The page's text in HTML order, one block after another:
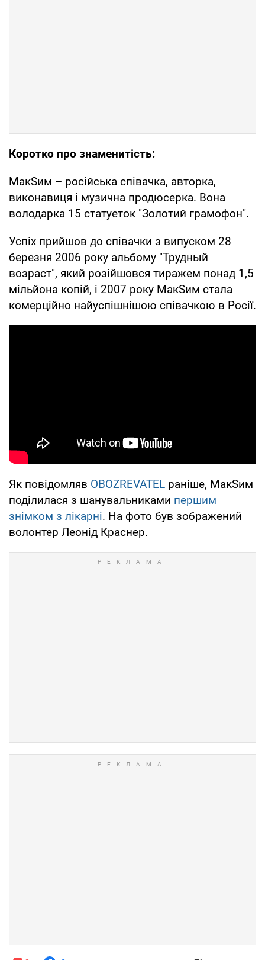
Коротко про знаменитість:
МакSим – російська співачка, авторка,
виконавиця і музична продюсерка. Вона
володарка 15 статуеток "Золотий грамофон".
Успіх прийшов до співачки з випуском 28
березня 2006 року альбому "Трудный
возраст", який розійшовся тиражем понад 1,5
мільйона копій, і 2007 року МакSим стала
комерційно найуспішнішою співачкою в Росії.
Як повідомляв OBOZREVATEL раніше, МакSим
поділилася з шанувальниками першим
знімком з лікарні. На фото був зображений
волонтер Леонід Краснер.